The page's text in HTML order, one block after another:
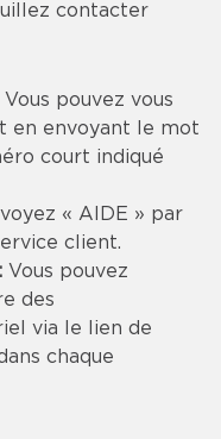
contacter
Vous pouvez vous
en envoyant le mot
court indiqué
« AIDE » par
client.
Vous pouvez
des
via le lien de
chaque